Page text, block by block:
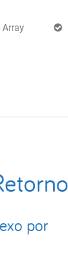
Array
por